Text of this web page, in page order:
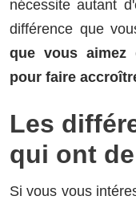
nécessite autant
différence que
que vous aimez
pour faire
Les
qui ont
Si vous vous